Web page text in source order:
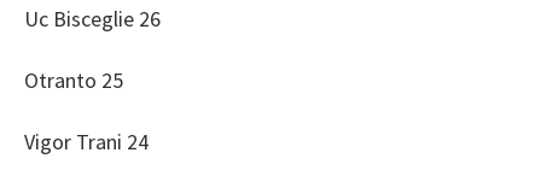
Uc Bisceglie 26
Otranto 25
Vigor Trani 24